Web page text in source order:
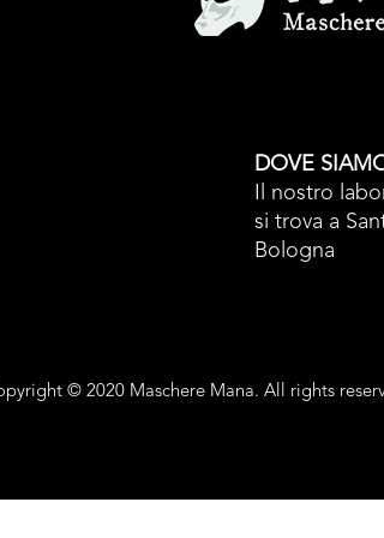
DOVE
Il nostro
si trova a
Bologna
© 2020 Maschere Mana. All rights